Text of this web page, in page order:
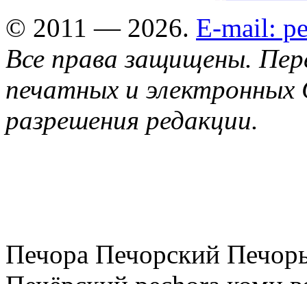
© 2011 — 2026. E-mail:
Все права защищены.
печатных и
разрешения редакции.
Печора Печорский